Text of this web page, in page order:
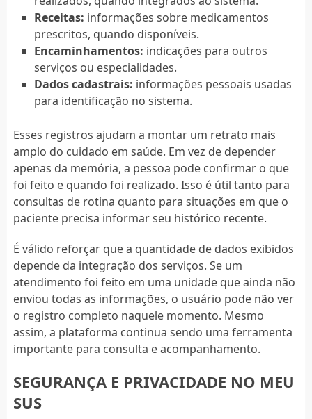
Receitas: informações sobre medicamentos
prescritos, quando disponíveis.
Encaminhamentos: indicações para outros
serviços ou especialidades.
Dados cadastrais: informações pessoais usadas
para identificação no sistema.
Esses registros ajudam a montar um retrato mais
amplo do cuidado em saúde. Em vez de depender
apenas da memória, a pessoa pode confirmar o que
foi feito e quando foi realizado. Isso é útil tanto para
consultas de rotina quanto para situações em que o
paciente precisa informar seu histórico recente.
É válido reforçar que a quantidade de dados exibidos
depende da integração dos serviços. Se um
atendimento foi feito em uma unidade que ainda não
enviou todas as informações, o usuário pode não ver
o registro completo naquele momento. Mesmo
assim, a plataforma continua sendo uma ferramenta
importante para consulta e acompanhamento.
SEGURANÇA E PRIVACIDADE NO MEU
SUS